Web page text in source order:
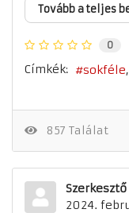
Tovább a teljes
0
Címkék: sokféle
857 Találat
Szerkesztő
2024.